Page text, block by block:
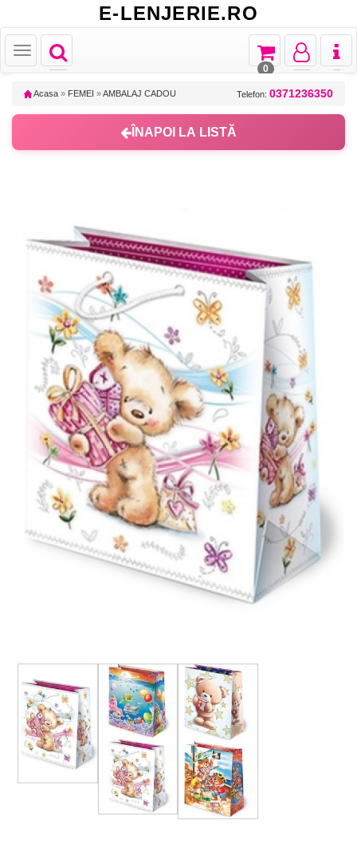
E-LENJERIE.RO
Toggle
navigation
Toggle
Toggle
navigation
Toggle
navigation
Toggle
navigation
0
Acasa » FEMEI »AMBALAJ CADOU Telefon: 0371236350
ÎNAPOI LA LISTĂ